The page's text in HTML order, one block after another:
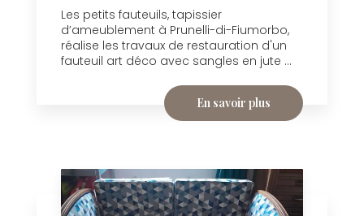
Les petits fauteuils, tapissier
d’ameublement à Prunelli-di-Fiumorbo,
réalise les travaux de restauration d'un
fauteuil art déco avec sangles en jute ...
En savoir plus